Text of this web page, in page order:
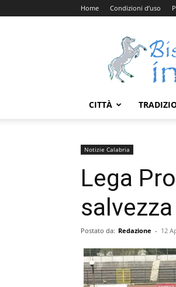
Home Condizioni d’uso
CITTÀ
Notizie Calabria
Lega
Postato da: Redazione - 12